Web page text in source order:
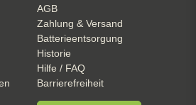
AGB
Zahlung & Versand
Batterieentsorgung
Historie
Hilfe / FAQ
Barrierefreiheit